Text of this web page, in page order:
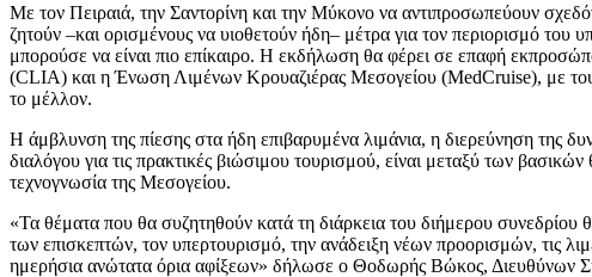
Με τον Πειραιά, την Σαντορίνη και την Μύκονο να αντιπροσωπεύουν
ζητούν –και ορισμένους να υιοθετούν ήδη– μέτρα για τον περιορισμό
μπορούσε να είναι πιο επίκαιρο. Η εκδήλωση θα φέρει σε επαφή
(CLIA) και η Ένωση Λιμένων Κρουαζιέρας Μεσογείου (MedCruise), με
το μέλλον.
Η άμβλυνση της πίεσης στα ήδη επιβαρυμένα λιμάνια, η διερεύνηση της
διαλόγου για τις πρακτικές βιώσιμου τουρισμού, είναι μεταξύ των
τεχνογνωσία της Μεσογείου.
«Τα θέματα που θα συζητηθούν κατά τη διάρκεια του διήμερου συνεδρίου
των επισκεπτών, τον υπερτουρισμό, την ανάδειξη νέων προορισμών, τις
ημερήσια ανώτατα όρια αφίξεων» δήλωσε ο Θοδωρής Βώκος, Διευθύνων